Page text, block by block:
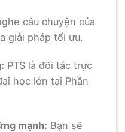
câu chuyện của
giải pháp tối ưu.
PTS là đối tác trực
học lớn tại Phần
mạnh: Bạn sẽ